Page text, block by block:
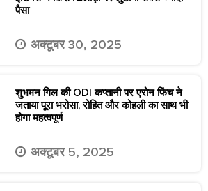
पैसा
अक्टूबर 30, 2025
शुभमन गिल की ODI कप्तानी पर एरोन फिंच ने
जताया पूरा भरोसा, रोहित और कोहली का साथ भी
होगा महत्वपूर्ण
अक्टूबर 5, 2025